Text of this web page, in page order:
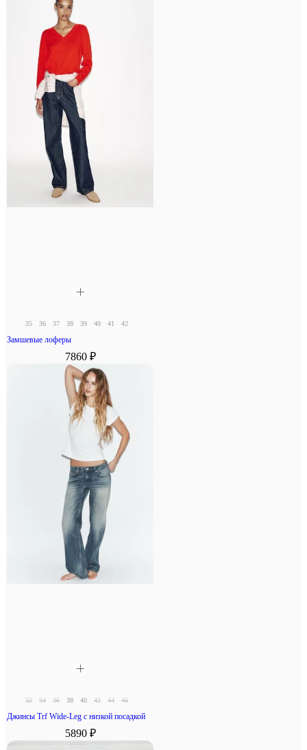
35 36 37 38 39 40 41 42
Замшевые лоферы
7860 ₽
32 34 36 38 40 42 44 46
Джинсы Trf Wide-Leg с низкой посадкой
5890 ₽